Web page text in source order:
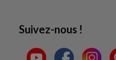
Suivez-nous !